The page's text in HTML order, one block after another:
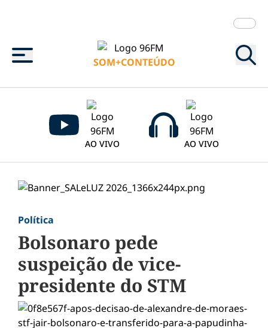
Menu
SOM+CONTEÚDO
AO VIVO AO VIVO
Política
Bolsonaro pede
suspeição de vice-
presidente do STM